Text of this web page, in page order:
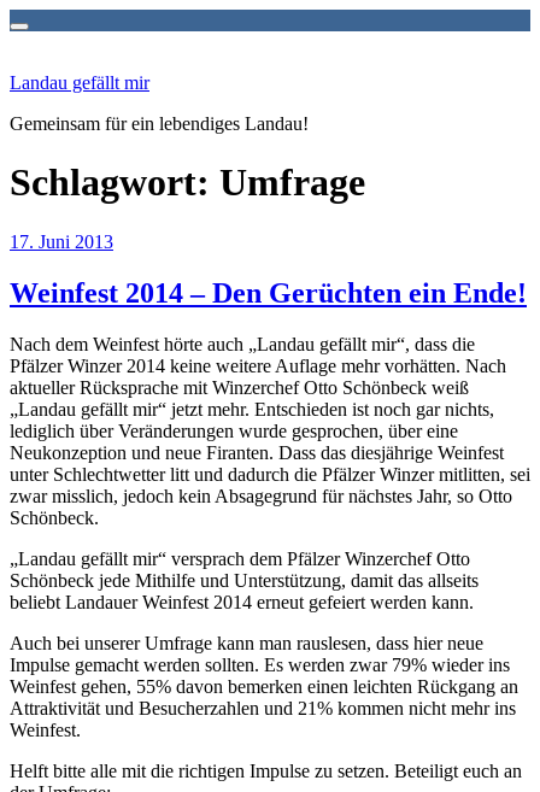
springen
Landau gefällt mir
Gemeinsam für ein lebendiges Landau!
Schlagwort: Umfrage
Veröffentlicht
17. Juni 2013
Weinfest 2014 – Den Gerüchten ein Ende!
Nach dem Weinfest hörte auch „Landau gefällt mir“, dass die
Pfälzer Winzer 2014 keine weitere Auflage mehr vorhätten. Nach
aktueller Rücksprache mit Winzerchef Otto Schönbeck weiß
„Landau gefällt mir“ jetzt mehr. Entschieden ist noch gar nichts,
lediglich über Veränderungen wurde gesprochen, über eine
Neukonzeption und neue Firanten. Dass das diesjährige Weinfest
unter Schlechtwetter litt und dadurch die Pfälzer Winzer mitlitten, sei
zwar misslich, jedoch kein Absagegrund für nächstes Jahr, so Otto
Schönbeck.
„Landau gefällt mir“ versprach dem Pfälzer Winzerchef Otto
Schönbeck jede Mithilfe und Unterstützung, damit das allseits
beliebt Landauer Weinfest 2014 erneut gefeiert werden kann.
Auch bei unserer Umfrage kann man rauslesen, dass hier neue
Impulse gemacht werden sollten. Es werden zwar 79% wieder ins
Weinfest gehen, 55% davon bemerken einen leichten Rückgang an
Attraktivität und Besucherzahlen und 21% kommen nicht mehr ins
Weinfest.
Helft bitte alle mit die richtigen Impulse zu setzen. Beteiligt euch an